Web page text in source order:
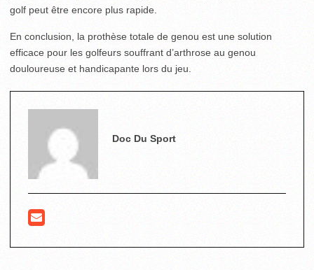
golf peut être encore plus rapide.
En conclusion, la prothèse totale de genou est une solution
efficace pour les golfeurs souffrant d’arthrose au genou
douloureuse et handicapante lors du jeu.
Doc Du Sport